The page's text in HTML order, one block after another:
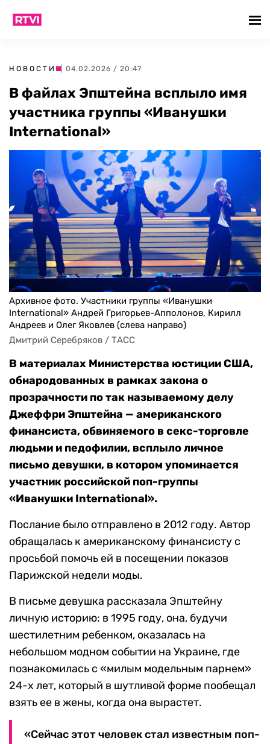
НОВОСТИ | 04.02.2026 / 20:47
В файлах Эпштейна всплыло имя
участника группы «Иванушки
International»
Архивное фото. Участники группы «Иванушки
International» Андрей Григорьев-Апполонов, Кирилл
Андреев и Олег Яковлев (слева направо)
Дмитрий Серебряков / ТАСС
В материалах Министерства юстиции США,
обнародованных в рамках закона о
прозрачности по так называемому делу
Джеффри Эпштейна — американского
финансиста, обвиняемого в секс-торговле
людьми и педофилии, всплыло личное
письмо девушки, в котором упоминается
участник российской поп-группы
«Иванушки International».
Послание было отправлено в 2012 году. Автор
обращалась к американскому финансисту с
просьбой помочь ей в посещении показов
Парижской недели моды.
В письме девушка рассказала Эпштейну
личную историю: в 1995 году, она, будучи
шестилетним ребенком, оказалась на
небольшом модном событии на Украине, где
познакомилась с «милым модельным парнем»
24-х лет, который в шутливой форме пообещал
взять ее в жены, когда она вырастет.
«Сейчас этот человек стал известным поп-